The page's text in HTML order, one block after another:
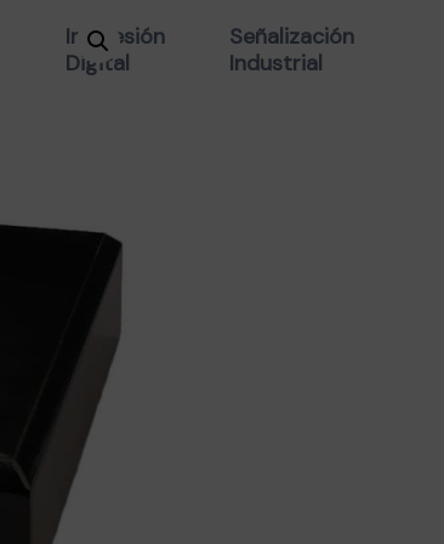
Impresión
Digital
Señalización
Industrial
BASE